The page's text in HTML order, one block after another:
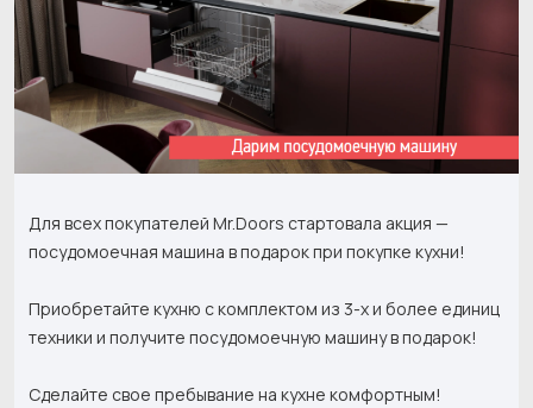
Для всех покупателей Mr.Doors стартовала акция —
посудомоечная машина в подарок при покупке кухни!
Приобретайте кухню с комплектом из 3-х и более единиц
техники и получите посудомоечную машину в подарок!
Сделайте свое пребывание на кухне комфортным!